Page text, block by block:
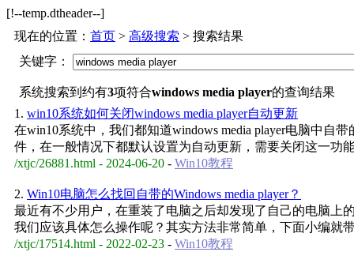
[!--temp.dtheader--]
现在的位置： 首页 > 高级搜索 > 搜索结果
关键字：
系统搜索到约有3项符合windows media player的查询结果
1. win10系统如何关闭windows media player自动更新
在win10系统中，我们都知道windows media player电脑中自
件，在一般情况下都默认设置为自动更新，需要关闭这一功
/xtjc/26881.html - 2024-06-20 - Win10教程
2. Win10电脑怎么找回自带的Windows media player？
最近有不少用户，在重装了电脑之后却发现了自己的电脑上
我们应该具体怎么操作呢？其实方法非常简单，下面小编就
/xtjc/17514.html - 2022-02-23 - Win10教程